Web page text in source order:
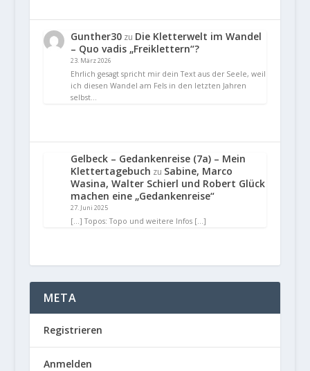
Gunther30zu Die Kletterwelt im Wandel
– Quo vadis „Freiklettern“?
23. März 2026
Ehrlich gesagt spricht mir dein Text aus der Seele, weil
ich diesen Wandel am Fels in den letzten Jahren
selbst…
Gelbeck – Gedankenreise (7a) – Mein
Klettertagebuch zu Sabine, Marco
Wasina, Walter Schierl und Robert Glück
machen eine „Gedankenreise“
27. Juni 2025
[…] Topos: Topo und weitere Infos […]
META
Registrieren
Anmelden